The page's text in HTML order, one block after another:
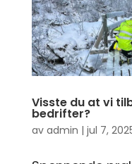
Visste du at vi
bedrifter?
av admin | jul 7,